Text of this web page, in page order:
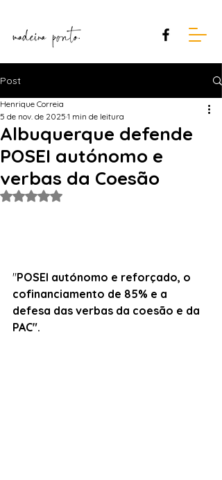
Post
Albuquerque defende
POSEI autónomo e
verbas da Coesão
Henrique Correia
5 de nov. de 2025 1 min de leitura
Avaliado com NaN de 5 estrelas.
"POSEI autónomo e reforçado, o
cofinanciamento de 85% e a
defesa das verbas da coesão e da
PAC".